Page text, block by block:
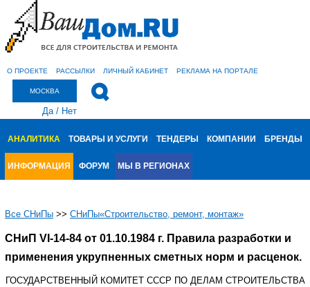
О ПРОЕКТЕ РАССЫЛКИ ЛИЧНЫЙ КАБИНЕТ РЕКЛАМА НА ПОРТАЛЕ
МОСКВА
Да/ Нет
АНАЛИТИКА ТОВАРЫ И УСЛУГИ ТЕНДЕРЫ КОМПАНИИ БРЕНДЫ
ИНФОРМАЦИЯ ФОРУМ МЫ В РЕГИОНАХ
Все СНиПы >> СНиПы«Строительство, ремонт, монтаж»
СНиП VI-14-84 от 01.10.1984 г. Правила разработки и
применения укрупненных сметных норм и расценок.
ГОСУДАРСТВЕННЫЙ КОМИТЕТ СССР ПО ДЕЛАМ СТРОИТЕЛЬСТВА